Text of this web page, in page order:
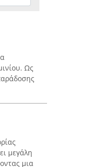
Ως
μεγάλη
μια